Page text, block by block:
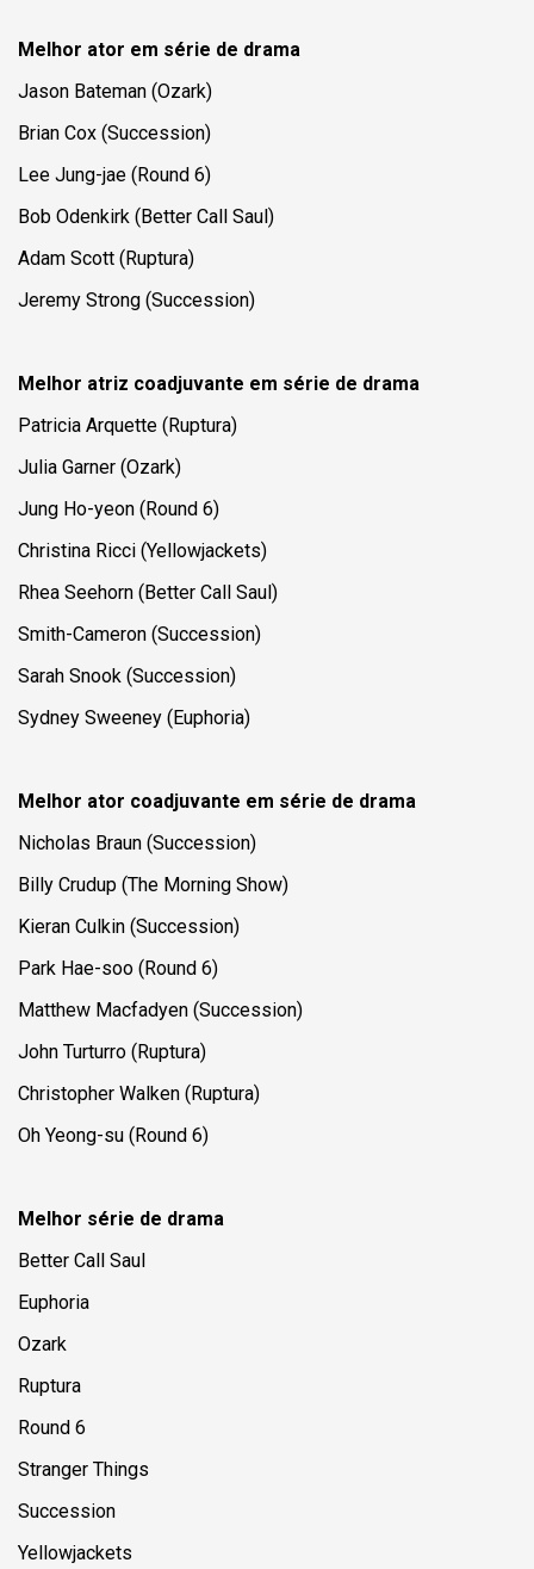
Melhor ator em série de drama
Jason Bateman (Ozark)
Brian Cox (Succession)
Lee Jung-jae (Round 6)
Bob Odenkirk (Better Call Saul)
Adam Scott (Ruptura)
Jeremy Strong (Succession)
Melhor atriz coadjuvante em série de drama
Patricia Arquette (Ruptura)
Julia Garner (Ozark)
Jung Ho-yeon (Round 6)
Christina Ricci (Yellowjackets)
Rhea Seehorn (Better Call Saul)
Smith-Cameron (Succession)
Sarah Snook (Succession)
Sydney Sweeney (Euphoria)
Melhor ator coadjuvante em série de drama
Nicholas Braun (Succession)
Billy Crudup (The Morning Show)
Kieran Culkin (Succession)
Park Hae-soo (Round 6)
Matthew Macfadyen (Succession)
John Turturro (Ruptura)
Christopher Walken (Ruptura)
Oh Yeong-su (Round 6)
Melhor série de drama
Better Call Saul
Euphoria
Ozark
Ruptura
Round 6
Stranger Things
Succession
Yellowjackets